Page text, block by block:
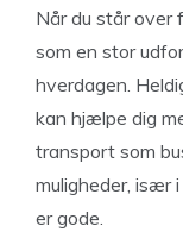
Når du står over
som en stor
hverdagen.
kan hjælpe dig
transport som
muligheder, især
er gode.